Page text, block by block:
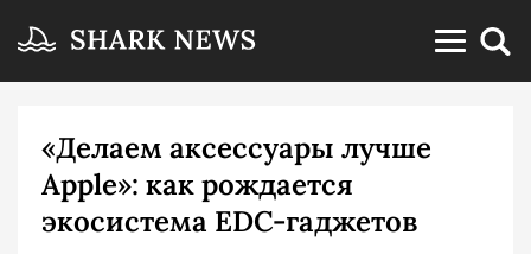
«Делаем аксессуары лучше
Apple»: как рождается
экосистема EDC-гаджетов